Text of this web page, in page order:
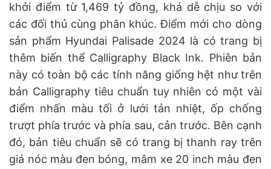
khởi điểm từ 1,469 tỷ đồng, khá dễ chịu so với
các đối thủ cùng phân khúc. Điểm mới cho dòng
sản phẩm Hyundai Palisade 2024 là có trang bị
thêm biến thể Calligraphy Black Ink. Phiên bản
này có toàn bộ các tính năng giống hệt như trên
bản Calligraphy tiêu chuẩn tuy nhiên có một vài
điểm nhấn màu tối ở lưới tản nhiệt, ốp chống
trượt phía trước và phía sau, cản trước. Bên cạnh
đó, bản tiêu chuẩn sẽ có trang bị thanh ray trên
giá nóc màu đen bóng, mâm xe 20 inch màu đen